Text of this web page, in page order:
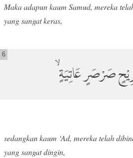
Maka adapun kaum Samud, mereka
yang sangat keras,
صَرْصَرٍ عَاتِيَةٍۙ
6
sedangkan kaum ‘Ad, mereka telah
yang sangat dingin,